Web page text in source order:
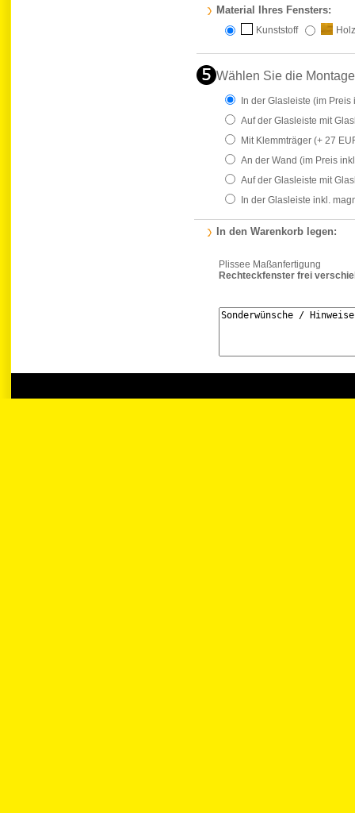
Material Ihres Fensters:
Kunststoff Holz
Wählen Sie die
In der Glasleiste (im Preis
Auf der Glasleiste mit
Mit Klemmträger (+ 27
An der Wand (im Preis
Auf der Glasleiste mit
In der Glasleiste inkl.
In den Warenkorb legen:
Plissee Maßanfertigung
Rechteckfenster frei